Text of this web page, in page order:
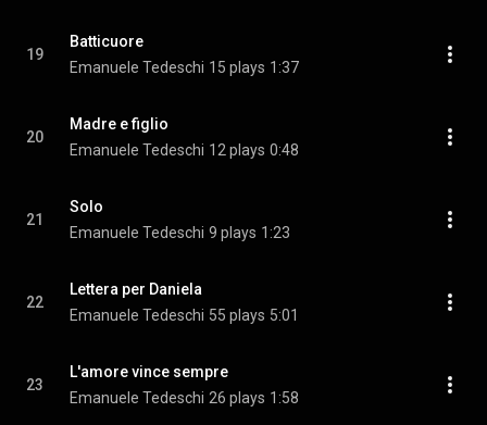
19
Batticuore
Emanuele Tedeschi 15 plays 1:37
20
Madre e figlio
Emanuele Tedeschi 12 plays 0:48
21
Solo
Emanuele Tedeschi 9 plays 1:23
22
Lettera per Daniela
Emanuele Tedeschi 55 plays 5:01
23
L'amore vince sempre
Emanuele Tedeschi 26 plays 1:58